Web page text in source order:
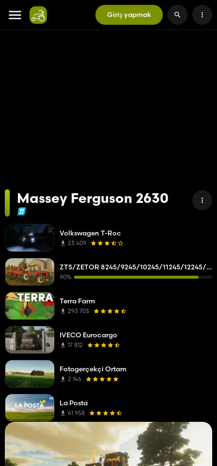
Giriş yapmak
Massey Ferguson 2630
Volkswagen T-Roc
23 409
ZTS/ZETOR 8245/9245/10245/11245/12245/14245/16245
90%
Terra Farm
293 703
IVECO Eurocargo
17 812
Fotogerçekçi Ortam
2 146
La Posta
61 958